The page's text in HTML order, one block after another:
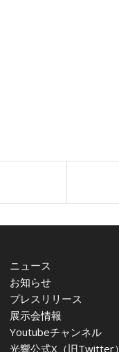
ニュース
お知らせ
プレスリリース
展示会情報
Youtubeチャンネル
光響公式X（旧Twitter）